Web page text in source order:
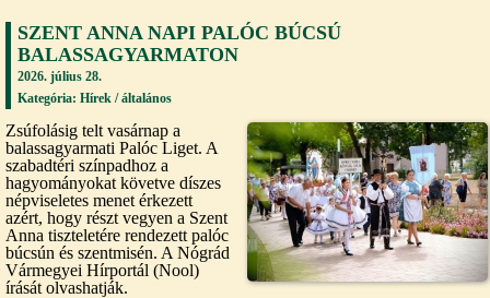
SZENT ANNA NAPI PALÓC BÚCSÚ
BALASSAGYARMATON
2026. július 28.
Kategória: Hírek /általános
Zsúfolásig telt vasárnap a
balassagyarmati Palóc Liget. A
szabadtéri színpadhoz a
hagyományokat követve díszes
népviseletes menet érkezett
azért, hogy részt vegyen a Szent
Anna tiszteletére rendezett palóc
búcsún és szentmisén. A Nógrád
Vármegyei Hírportál (Nool)
írását olvashatják.